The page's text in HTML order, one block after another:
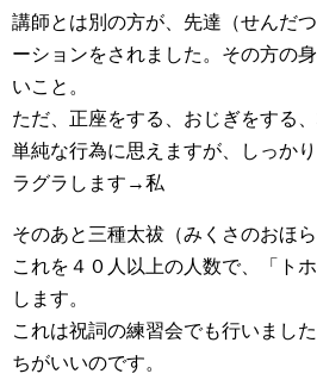
講師とは別の方が、先達（せんだ
ーションをされました。その方の
いこと。
ただ、正座をする、おじぎをする
単純な行為に思えますが、しっか
ラグラします→私
そのあと三種太祓（みくさのおほら
これを４０人以上の人数で、「ト
します。
これは祝詞の練習会でも行いまし
ちがいいのです。